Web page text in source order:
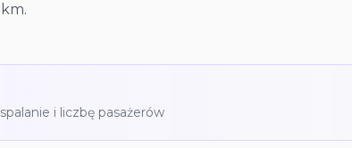
i liczbę pasażerów